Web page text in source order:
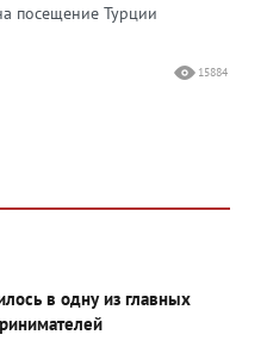
посещение Турции
15884
в одну из главных